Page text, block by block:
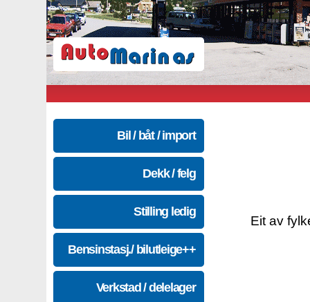
Bil / båt / import
Dekk / felg
Stilling ledig
Bensinstasj./ bilutleige++
Verkstad / delelager
Eit av